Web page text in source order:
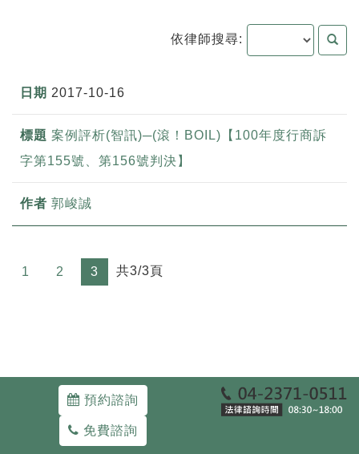
依律師搜尋:
2017-10-16
案例評析(智訊)─(滾！BOIL)【100年度行商訴
字第155號、第156號判決】
郭峻誠
1 2 3 共3/3頁
預約諮詢
免費諮詢
Copyright ©WE-DEFEND ATTORNEYS-AT-LAW.
40343 台中市西區三民路一段93號